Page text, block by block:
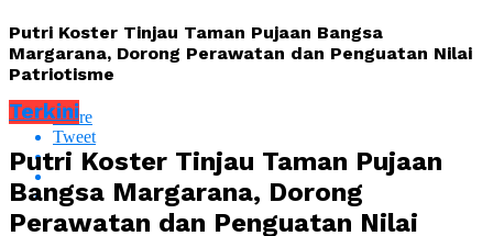
Putri Koster Tinjau Taman Pujaan Bangsa
Margarana, Dorong Perawatan dan Penguatan Nilai
Patriotisme
Share
Tweet
Terkini
Putri Koster Tinjau Taman Pujaan
Bangsa Margarana, Dorong
Perawatan dan Penguatan Nilai